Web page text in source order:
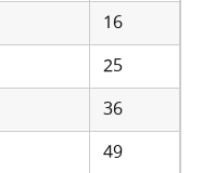
16
25
36
49